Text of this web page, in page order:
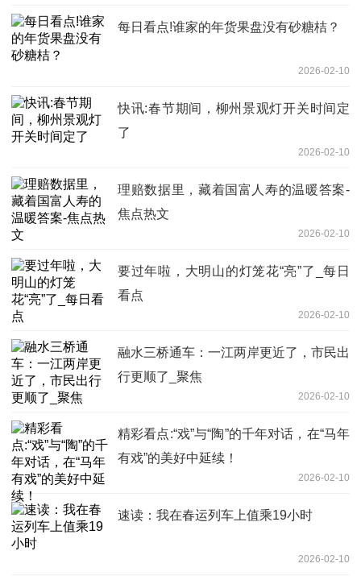
每日看点!谁家的年货果盘没有砂糖桔？
2026-02-10
快讯:春节期间，柳州景观灯开关时间定
了
2026-02-10
理赔数据里，藏着国富人寿的温暖答案-
焦点热文
2026-02-10
要过年啦，大明山的灯笼花“亮”了_每日
看点
2026-02-10
融水三桥通车：一江两岸更近了，市民出
行更顺了_聚焦
2026-02-10
精彩看点:“戏”与“陶”的千年对话，在“马年
有戏”的美好中延续！
2026-02-10
速读：我在春运列车上值乘19小时
2026-02-10